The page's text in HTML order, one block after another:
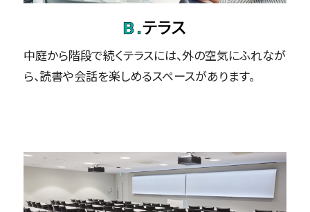
中庭から階段で続くテラスには、外の空気にふれなが
ら、読書や会話を楽しめるスペースがあります。